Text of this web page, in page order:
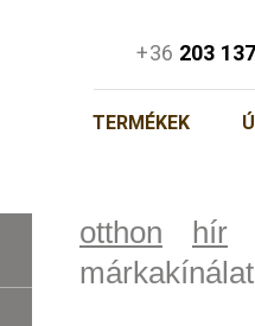
+36 203
TERMÉKEK
otthon
hír